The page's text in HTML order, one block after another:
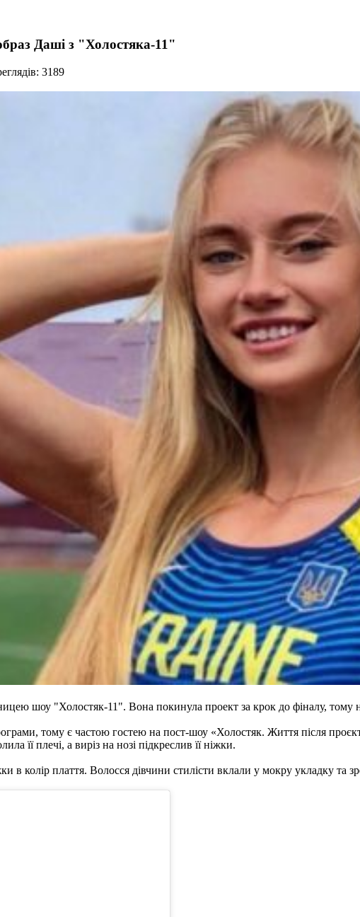
Даші з "Холостяка-11"
3189
шоу "Холостяк-11". Вона покинула проект за крок до фіналу, тому
тому є частою гостею на пост-шоу «Холостяк. Життя після
її плечі, а виріз на нозі підкреслив її ніжки.
в колір плаття. Волосся дівчини стилісти вклали у мокру укладку та